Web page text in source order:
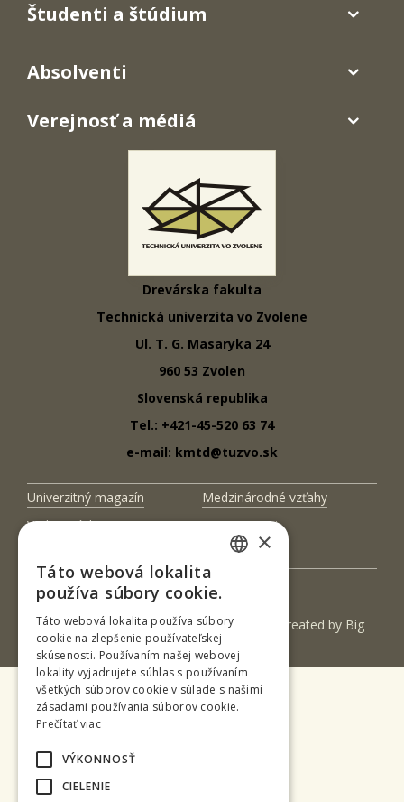
Drevárska fakulta
Technická univerzita vo Zvolene
Ul. T. G. Masaryka 24
960 53 Zvolen
Slovenská republika
Tel.: +421-45-520 63 74
e-mail: kmtd@tuzvo.sk
Študenti a štúdium
Absolventi
Verejnosť a médiá
Univerzitný magazín
Medzinárodné vzťahy
Veda a výskum
Zamestnanci
(c) 2017 Technická univerzita vo Zvolene | Created by Big
& BIGGER s.r.o.
×
Táto webová lokalita
používa súbory cookie.
Táto webová lokalita používa súbory
cookie na zlepšenie používateľskej
skúsenosti. Používaním našej webovej
lokality vyjadrujete súhlas s používaním
všetkých súborov cookie v súlade s našimi
zásadami používania súborov cookie.
Prečítať viac
VÝKONNOSŤ
CIELENIE